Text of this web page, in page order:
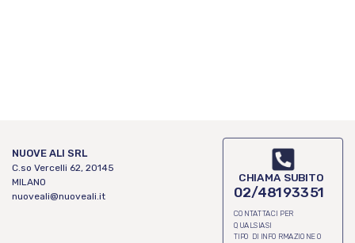
NUOVE ALI SRL
C.so Vercelli 62, 20145
MILANO
nuoveali@nuoveali.it
CHIAMA SUBITO
02/48193351
CONTATTACI PER
QUALSIASI
TIPO DI INFORMAZIONE O